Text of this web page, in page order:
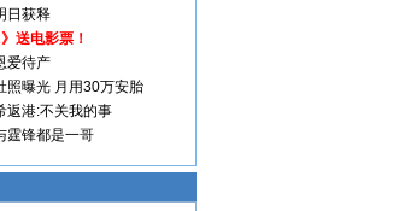
日获释
送电影票！
爱待产
照曝光 月用30万安胎
返港:不关我的事
霆锋都是一哥